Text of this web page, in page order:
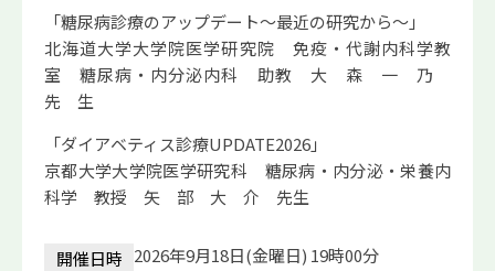
「糖尿病診療のアップデート～最近の研究から～」
北海道大学大学院医学研究院 免疫・代謝内科学教
室 糖尿病・内分泌内科 助教 大 森 一 乃
先 生
「ダイアベティス診療UPDATE2026」
京都大学大学院医学研究科 糖尿病・内分泌・栄養内
科学 教授 矢 部 大 介 先生
開催日時 2026年9月18日(金曜日) 19時00分